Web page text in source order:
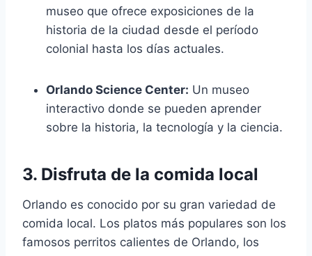
museo que ofrece exposiciones de la
historia de la ciudad desde el período
colonial hasta los días actuales.
Orlando Science Center: Un museo
interactivo donde se pueden aprender
sobre la historia, la tecnología y la ciencia.
3. Disfruta de la comida local
Orlando es conocido por su gran variedad de
comida local. Los platos más populares son los
famosos perritos calientes de Orlando, los